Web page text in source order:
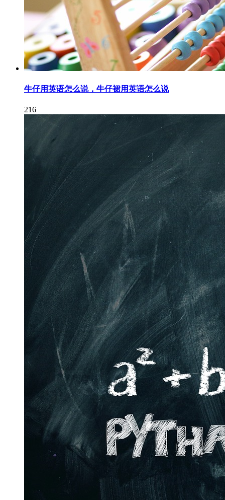
牛仔用英语怎么说，牛仔裙用英语怎么说
216